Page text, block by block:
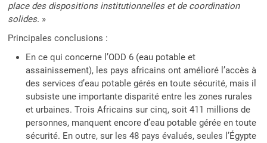
place des dispositions institutionnelles et de coordination
solides. »
Principales conclusions :
En ce qui concerne l’ODD 6 (eau potable et
assainissement), les pays africains ont amélioré l’accès à
des services d’eau potable gérés en toute sécurité, mais il
subsiste une importante disparité entre les zones rurales
et urbaines. Trois Africains sur cinq, soit 411 millions de
personnes, manquent encore d’eau potable gérée en toute
sécurité. En outre, sur les 48 pays évalués, seules l’Égypte